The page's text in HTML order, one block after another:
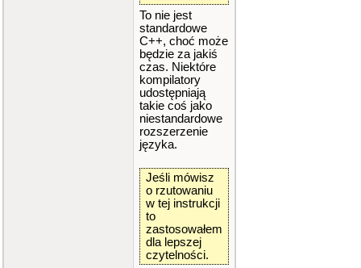
To nie jest
standardowe
C++, choć może
będzie za jakiś
czas. Niektóre
kompilatory
udostępniają
takie coś jako
niestandardowe
rozszerzenie
języka.
Jeśli mówisz
o rzutowaniu
w tej instrukcji
to
zastosowałem
dla lepszej
czytelności.